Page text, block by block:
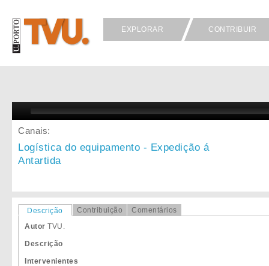
EXPLORAR CONTRIBUIR
Canais:
Logística do equipamento - Expedição á
Antartida
Descrição Contribuição
Comentários
Autor TVU.
Descrição
Intervenientes